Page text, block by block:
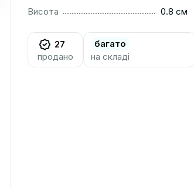
Висота
0.8 см
27
продано
багато
на складі